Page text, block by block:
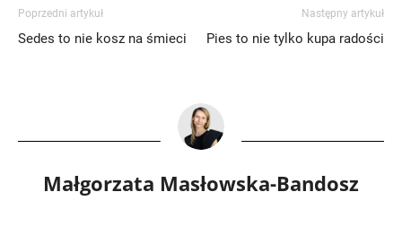
Poprzedni artykuł
Sedes to nie kosz na śmieci
Następny artykuł
Pies to nie tylko kupa radości
Małgorzata Masłowska-Bandosz